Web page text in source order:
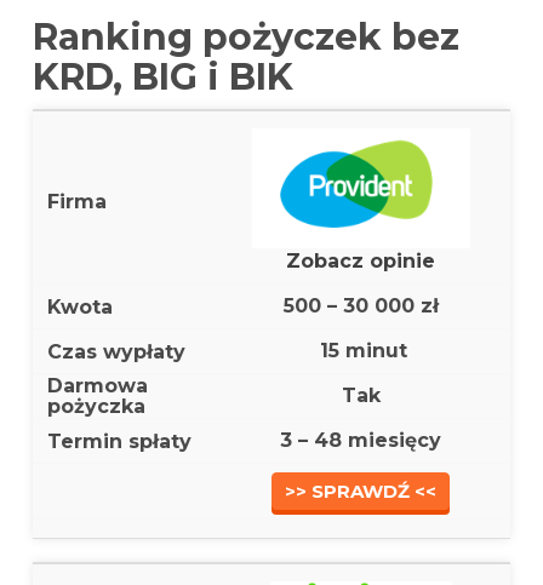
Ranking pożyczek bez
KRD, BIG i BIK
Zobacz opinie
500 – 30 000 zł
15 minut
Tak
3 – 48 miesięcy
>> SPRAWDŹ <<